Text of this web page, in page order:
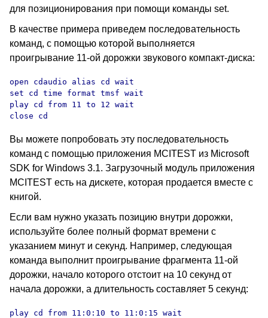
для позиционирования при помощи команды set.
В качестве примера приведем последовательность
команд, с помощью которой выполняется
проигрывание 11-ой дорожки звукового компакт-диска:
open cdaudio alias cd wait
set cd time format tmsf wait
play cd from 11 to 12 wait
close cd
Вы можете попробовать эту последовательность
команд с помощью приложения MCITEST из Microsoft
SDK for Windows 3.1. Загрузочный модуль приложения
MCITEST есть на дискете, которая продается вместе с
книгой.
Если вам нужно указать позицию внутри дорожки,
используйте более полный формат времени с
указанием минут и секунд. Например, следующая
команда выполнит проигрывание фрагмента 11-ой
дорожки, начало которого отстоит на 10 секунд от
начала дорожки, а длительность составляет 5 секунд:
play cd from 11:0:10 to 11:0:15 wait